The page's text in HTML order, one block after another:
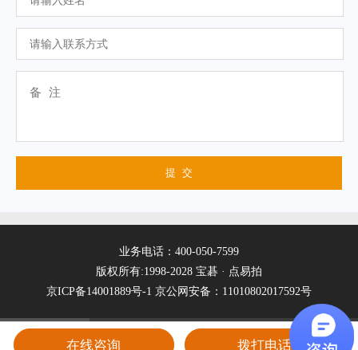
业务电话：400-050-7599
版权所有:1998-2028 宝碁 · 点易拍
京ICP备14001889号-1 京公网安备：11010802017592号
在线咨询 拨打电话